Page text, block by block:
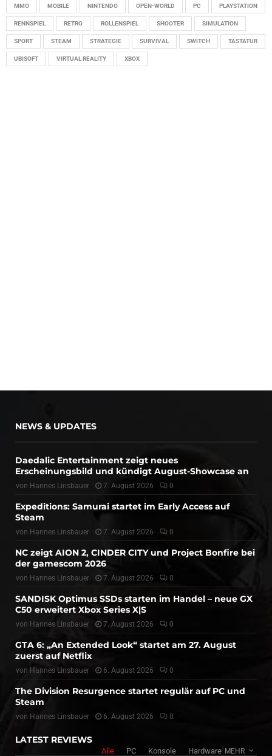
MMO MOBILE NINTENDO OPEN-WORLD PC PLAYSTATION
RENNSPIEL RETRO ROLLENSPIEL SHOOTER SIMULATION
SPORT STEAM STRATEGIE SURVIVAL SWITCH TASTATUR
UBISOFT VIRTUAL REALITY XBOX
NEWS & UPDATES
Daedalic Entertainment zeigt neues
Erscheinungsbild und kündigt August-Showcase an
von Hannes Linsbauer 7. August 2026 0
Expeditions: Samurai startet im Early Access auf
Steam
von Hannes Linsbauer 7. August 2026 0
NC zeigt AION 2, CINDER CITY und Project Bonfire bei
der gamescom 2026
von Hannes Linsbauer 7. August 2026 0
SANDISK Optimus SSDs starten im Handel – neue GX
C50 erweitert Xbox Series X|S
von Hannes Linsbauer 7. August 2026 0
GTA 6: „An Extended Look“ startet am 27. August
zuerst auf Netflix
von Hannes Linsbauer 6. August 2026 0
The Division Resurgence startet regulär auf PC und
Steam
von Hannes Linsbauer 6. August 2026 0
LATEST REVIEWS
Alle PC Konsole Hardware MEHR